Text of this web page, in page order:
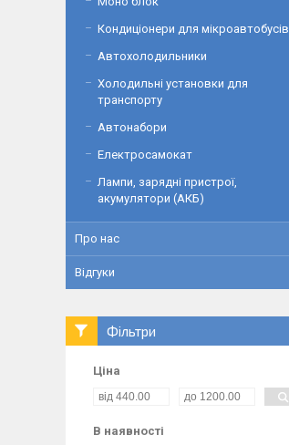
Кондиціонери для мікроавтобусів
Автохолодильники
Холодильні установки для
транспорту
Автонабори
Електросамокат
Лампи, зарядні пристрої,
акумулятори (АКБ)
Про нас
Відгуки
Фільтри
Ціна
В наявності